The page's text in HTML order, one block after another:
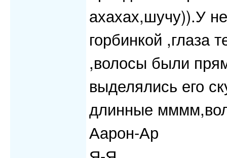
ахахах,шучу)).У
горбинкой ,глаза
,волосы были
выделялись его
длинные
Аарон-Ар